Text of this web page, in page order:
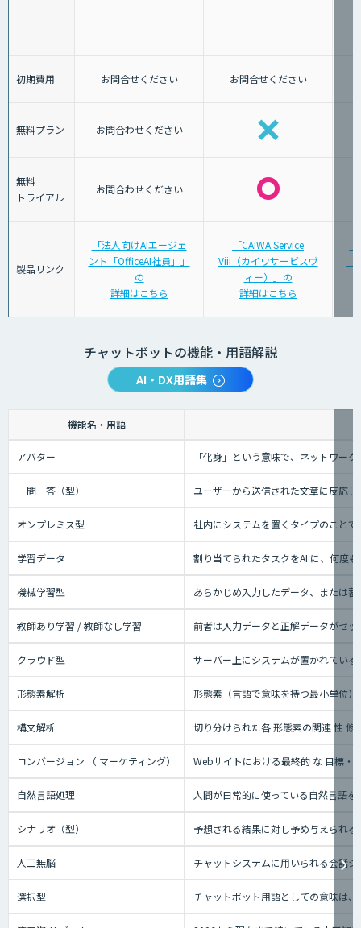
初期費用 お問合せください お問合せください
無料プラン お問合わせください
無料
トライアル
お問合わせください
製品リンク
「法人向けAIエージェ
ント「OfficeAI社員」」
の
詳細はこちら
「CAIWA Service
Viii（カイワサービスヴ
ィー）」の
詳細はこちら
チャットボットの機能・用語解説
AI・DX用語集
機能名・用語
アバター 「化身」という意味で、ネットワー
一問一答（型） ユーザーから送信された文章に反応
オンプレミス型 社内にシステムを置くタイプのこと
学習データ 割り当てられたタスクをAI に、何度
機械学習型 あらかじめ入力したデータ、または
教師あり学習 / 教師なし学習 前者は入力データと正解データがセ
クラウド型 サーバー上にシステムが置かれてい
形態素解析 形態素（言語で意味を持つ最小単位
構文解析 切り分けられた各 形態素の関連 性
コンバージョン （ マーケティング） Webサイトにおける最終的 な 目標・
自然言語処理 人間が日常的に使っている自然言語
シナリオ（型） 予想される結果に対し予め与えられ
人工無脳 チャットシステムに用いられる会話
選択型 チャットボット用語としての意味は